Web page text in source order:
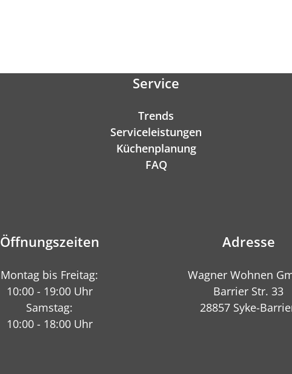
Service
Trends
Serviceleistungen
Küchenplanung
FAQ
Öffnungszeiten
Montag bis Freitag:
10:00 - 19:00 Uhr
Samstag:
10:00 - 18:00 Uhr
Adresse
Wagner Wohnen
Barrier Str. 33
28857 Syke-